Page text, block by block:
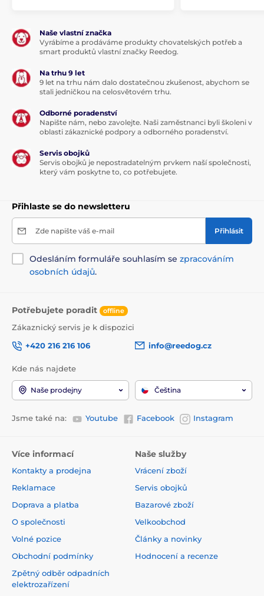
Naše vlastní značka
Vyrábíme a prodáváme produkty chovatelských potřeb a
smart produktů vlastní značky Reedog.
Na trhu 9 let
9 let na trhu nám dalo dostatečnou zkušenost, abychom se
stali jedničkou na celosvětovém trhu.
Odborné poradenství
Napište nám, nebo zavolejte. Naši zaměstnanci byli školeni v
oblasti zákaznické podpory a odborného poradenství.
Servis obojků
Servis obojků je nepostradatelným prvkem naší společnosti,
který vám poskytne to, co potřebujete.
Přihlaste se do newsletteru
Zde napište váš e-mail Přihlásit
Odesláním formuláře souhlasím se zpracováním
osobních údajů.
Potřebujete poradit offline
Zákaznický servis je k dispozici
+420 216 216 106
info@reedog.cz
Kde nás najdete
Naše prodejny Čeština
Jsme také na: Youtube Facebook Instagram
Více informací
Kontakty a prodejna
Reklamace
Doprava a platba
O společnosti
Volné pozice
Obchodní podmínky
Zpětný odběr odpadních
elektrozařízení
Naše služby
Vrácení zboží
Servis obojků
Bazarové zboží
Velkoobchod
Články a novinky
Hodnocení a recenze